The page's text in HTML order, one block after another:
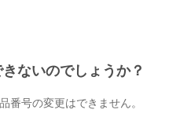
ないのでしょうか？
番号の変更はできません。